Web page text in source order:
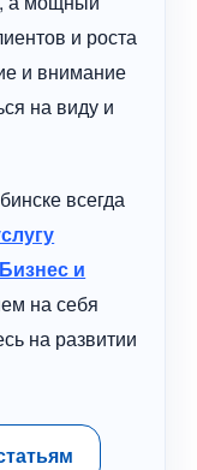
и роста
и внимание
на виду и
всегда
и
на себя
на развитии